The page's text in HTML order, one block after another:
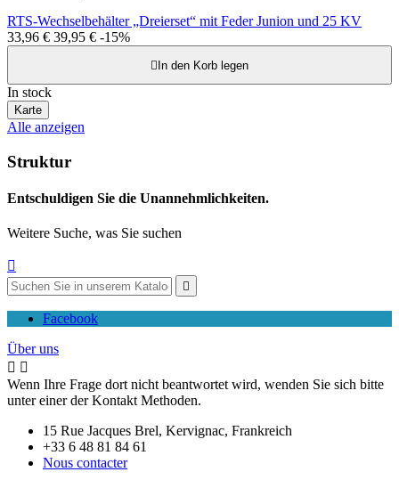
RTS-Wechselbehälter „Dreierset“ mit Feder Junion und 25 KV
33,96 € 39,95 € -15%
 In den Korb legen
In stock
Karte
Alle anzeigen
Struktur
Entschuldigen Sie die Unannehmlichkeiten.
Weitere Suche, was Sie suchen


Facebook
Über uns
 
Wenn Ihre Frage dort nicht beantwortet wird, wenden Sie sich bitte
unter einer der Kontakt Methoden.
15 Rue Jacques Brel, Kervignac, Frankreich
+33 6 48 81 84 61
Nous contacter